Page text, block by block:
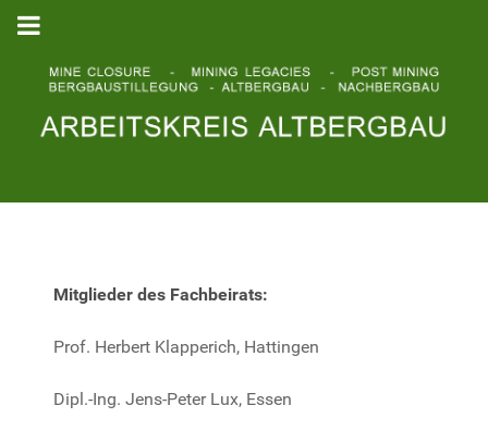
Mitglieder des Fachbeirats:
Prof. Herbert Klapperich, Hattingen
Dipl.-Ing. Jens-Peter Lux, Essen